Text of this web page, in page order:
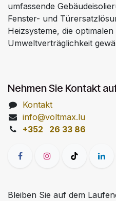
umfassende
Fenster- und
Heizsysteme, die
Umweltverträglichkeit
Nehmen Sie Kontakt
Kontakt
info@voltmax.lu
+352 26 33 86
Bleiben Sie auf dem